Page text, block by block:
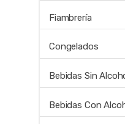
Fiambrería
Congelados
Bebidas Sin
Bebidas Con